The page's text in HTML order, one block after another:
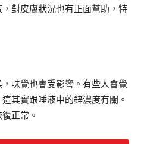
對皮膚狀況也有正面幫助，特
味覺也會受影響。有些人會覺
其實跟唾液中的鋅濃度有關。
正常。